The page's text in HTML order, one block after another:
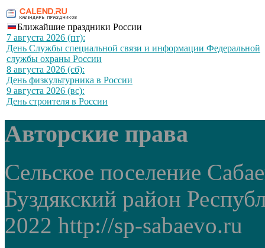
Ближайшие праздники России
7 августа 2026 (пт):
День Службы специальной связи и информации Федеральной
службы охраны России
8 августа 2026 (сб):
День физкультурника в России
9 августа 2026 (вс):
День строителя в России
Авторские права
Сельское поселение
Буздякский район
2022 http://sp-sabaevo.ru